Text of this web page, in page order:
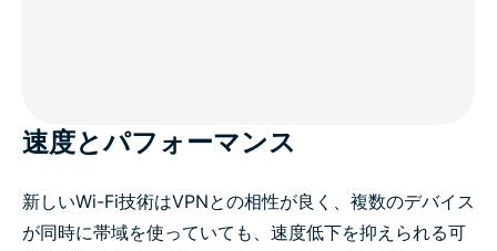
速度とパフォーマンス
新しいWi-Fi技術はVPNとの相性が良く、複数のデバイス
が同時に帯域を使っていても、速度低下を抑えられる可